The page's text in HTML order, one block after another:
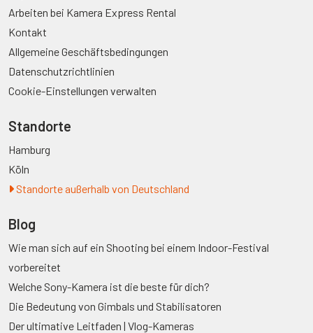
Arbeiten bei Kamera Express Rental
Kontakt
Allgemeine Geschäftsbedingungen
Datenschutzrichtlinien
Cookie-Einstellungen verwalten
Standorte
Hamburg
Köln
Standorte außerhalb von Deutschland
Blog
Wie man sich auf ein Shooting bei einem Indoor-Festival
vorbereitet
Welche Sony-Kamera ist die beste für dich?
Die Bedeutung von Gimbals und Stabilisatoren
Der ultimative Leitfaden | Vlog-Kameras